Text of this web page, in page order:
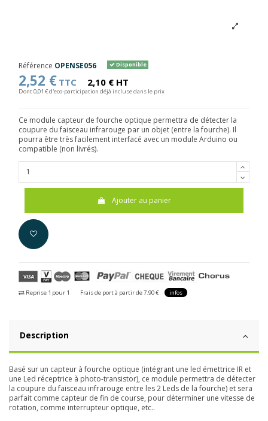
Référence OPENSE056 Disponible
2,52 € TTC 2,10 € HT
Dont 0,01 € d'eco-participation déjà incluse dans le prix
Ce module capteur de fourche optique permettra de détecter la
coupure du faisceau infrarouge par un objet (entre la fourche). Il
pourra être très facilement interfacé avec un module Arduino ou
compatible (non livrés).
Ajouter au panier
Reprise 1 pour 1 Frais de port à partir de 7.90 € infos
Description
Basé sur un capteur à fourche optique (intégrant une led émettrice IR et
une Led réceptrice à photo-transistor), ce module permettra de détecter
la coupure du faisceau infrarouge entre les 2 Leds de la fourche) et sera
parfait comme capteur de fin de course, pour déterminer une vitesse de
rotation, comme interrupteur optique, etc..